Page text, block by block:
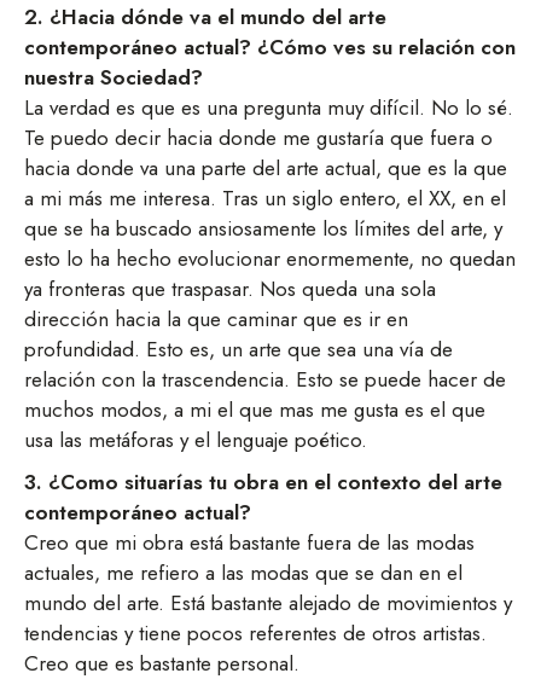
2. ¿Hacia dónde va el mundo del arte
contemporáneo actual? ¿Cómo ves su relación con
nuestra Sociedad?
La verdad es que es una pregunta muy difícil. No lo sé.
Te puedo decir hacia donde me gustaría que fuera o
hacia donde va una parte del arte actual, que es la que
a mi más me interesa. Tras un siglo entero, el XX, en el
que se ha buscado ansiosamente los límites del arte, y
esto lo ha hecho evolucionar enormemente, no quedan
ya fronteras que traspasar. Nos queda una sola
dirección hacia la que caminar que es ir en
profundidad. Esto es, un arte que sea una vía de
relación con la trascendencia. Esto se puede hacer de
muchos modos, a mi el que mas me gusta es el que
usa las metáforas y el lenguaje poético.
3. ¿Como situarías tu obra en el contexto del arte
contemporáneo actual?
Creo que mi obra está bastante fuera de las modas
actuales, me refiero a las modas que se dan en el
mundo del arte. Está bastante alejado de movimientos y
tendencias y tiene pocos referentes de otros artistas.
Creo que es bastante personal.